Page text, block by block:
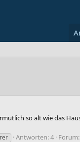
so alt wie das
Antworten: 4 Forum: